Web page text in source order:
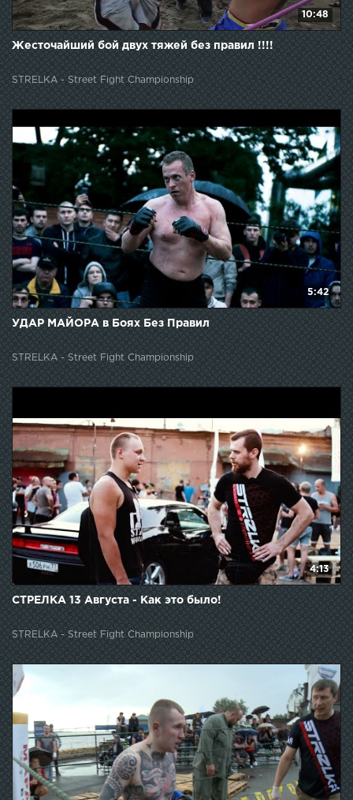
10:48
Жесточайший бой двух тяжей без правил !!!!
STRELKA - Street Fight Championship
5:42
УДАР МАЙОРА в Боях Без Правил
STRELKA - Street Fight Championship
4:13
СТРЕЛКА 13 Августа - Как это было!
STRELKA - Street Fight Championship